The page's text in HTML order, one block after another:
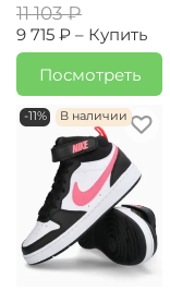
11 103 ₽
9 715 ₽ – Купить
Посмотреть
-11% В наличии